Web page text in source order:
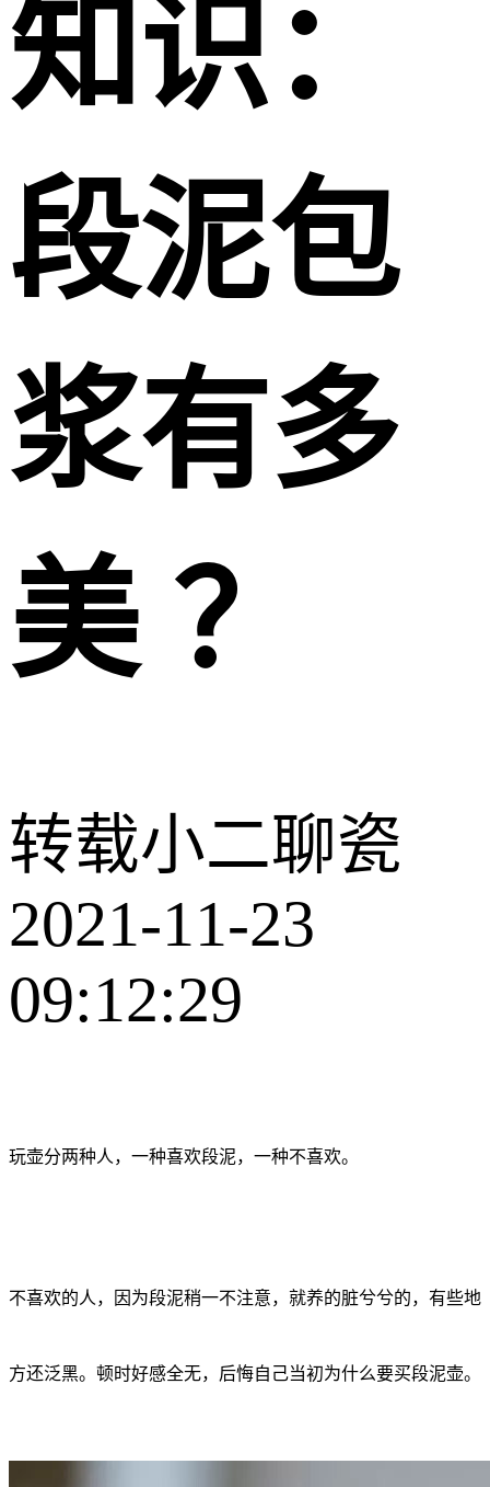
知识：
段泥包
浆有多
美 ？
转载小二聊瓷
2021-11-23
09:12:29
玩壶分两种人，一种喜欢段泥，一种不喜欢。
不喜欢的人，因为段泥稍一不注意，就养的脏兮兮的，有些地
方还泛黑。顿时好感全无，后悔自己当初为什么要买段泥壶。